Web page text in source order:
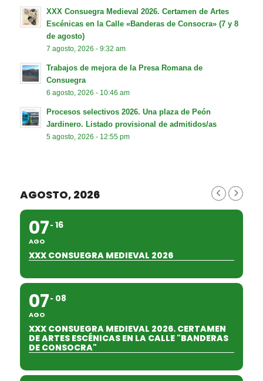
XXX Consuegra Medieval 2026. Certamen de Artes
Escénicas en la Calle «Banderas de Consocra» (7 y 8
de agosto)
7 agosto, 2026 - 9:32 am
Trabajos de mejora de la Presa Romana de
Consuegra
6 agosto, 2026 - 10:46 am
Procesos selectivos 2026. Una plaza de Peón
Jardinero. Listado provisional de admitidos/as
5 agosto, 2026 - 12:55 pm
AGOSTO, 2026
07
AGO
16
XXX CONSUEGRA MEDIEVAL 2026
07
AGO
08
XXX CONSUEGRA MEDIEVAL 2026. CERTAMEN
DE ARTES ESCÉNICAS EN LA CALLE "BANDERAS
DE CONSOCRA"